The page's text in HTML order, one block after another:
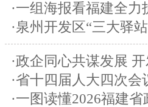
·一组海报看福建全
·泉州开发区“三大驿
·政企同心共谋发展
·省十四届人大四次会
·一图读懂2026福建